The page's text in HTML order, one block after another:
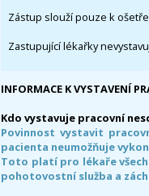
Zástup slouží pouze k
Zastupující lékařky
INFORMACE K VYSTAVENÍ
Kdo vystavuje pracovní
Povinnost vystavit
pacienta neumožňuje
Toto platí pro lékaře
pohotovostní služba a